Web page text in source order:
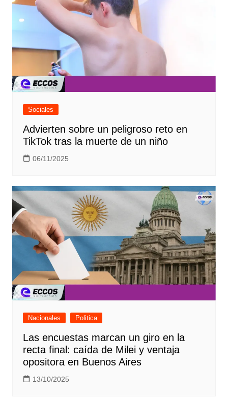
Sociales
Advierten sobre un peligroso reto en
TikTok tras la muerte de un niño
06/11/2025
Nacionales Politica
Las encuestas marcan un giro en la
recta final: caída de Milei y ventaja
opositora en Buenos Aires
13/10/2025